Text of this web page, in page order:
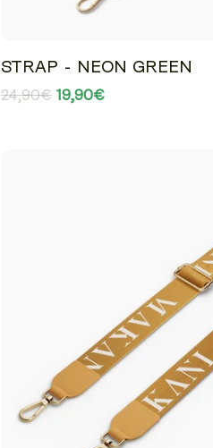
STRAP - NEON GREEN
24,90€ 19,90€